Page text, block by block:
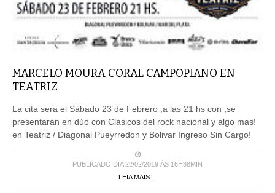
MARCELO MOURA CORAL CAMPOPIANO EN
TEATRIZ
La cita sera el Sábado 23 de Febrero ,a las 21 hs con ,se
presentarán en dúo con Clásicos del rock nacional y algo mas!
en Teatriz / Diagonal Pueyrredon y Bolivar Ingreso Sin Cargo!
PUBLICADO DIA 22/02/2019 ÀS 16H38MIN
LEIA MAIS ...